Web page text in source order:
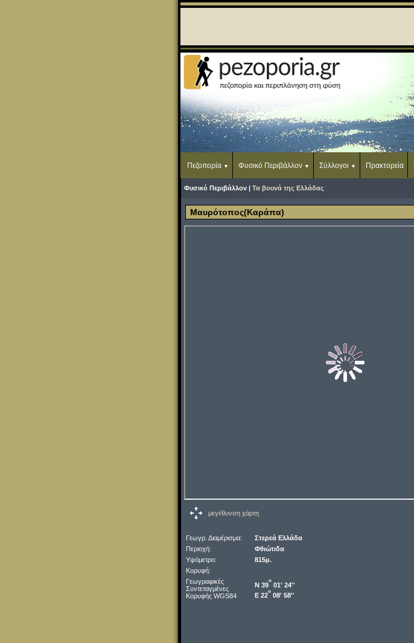
Πεζοπορία Φυσικό Περιβάλλον Σύλλογοι Πρακτορεία
Φυσικό Περιβάλλον | Τα βουνά της Ελλάδας
Μαυρότοπος(Καράπα)
μεγέθυνση χάρτη
Γεωγρ. Διαμέρισμα:
Στερεά Ελλάδα
Περιοχή:
Φθιώτιδα
Υψόμετρο:
815μ.
Κορυφή:
Γεωγραφικές
Συντεταγμένες
Κορυφής WGS84
Ν 39
o
01' 24''
Ε 22
o
08' 58''